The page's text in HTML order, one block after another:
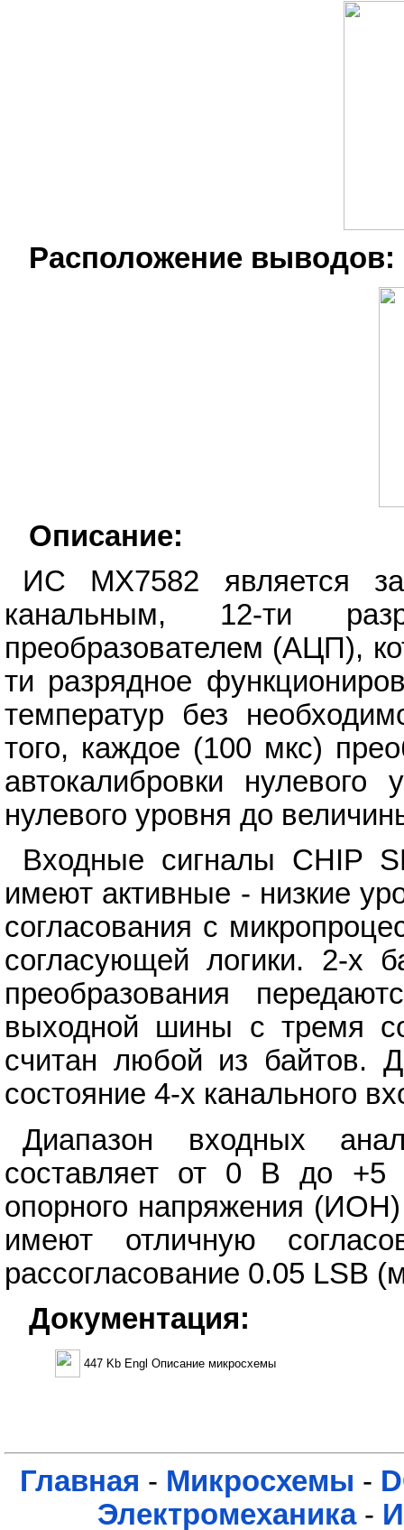
Расположение выводов:
Описание:
ИС MX7582 является
канальным, 12-ти
преобразователем (АЦП),
ти разрядное
температур без
того, каждое (100 мкс)
автокалибровки
нулевого уровня до
Входные сигналы CHIP
имеют активные - низкие
согласования с
согласующей логики. 2-х
преобразования
выходной шины с тремя
считан любой из байтов.
состояние 4-х канального
Диапазон входных
составляет от 0 В до +5
опорного напряжения
имеют отличную
рассогласование 0.05 LSB
Документация:
447 Kb Engl Описание микросхемы
Главная - Микросхемы -
Электромеханика-